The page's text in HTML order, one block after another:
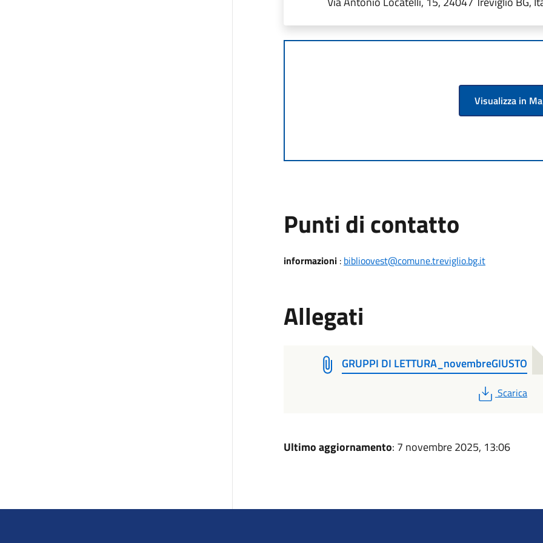
Visualizza in
Punti di contatto
informazioni: biblioovest@comune.treviglio.bg.it
Allegati
GRUPPI DI LETTURA_novembreGIUSTO
PDF
Scarica
Ultimo aggiornamento: 7 novembre 2025, 13:06